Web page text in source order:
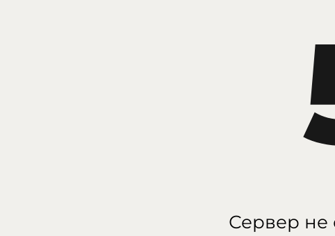
Сервер не